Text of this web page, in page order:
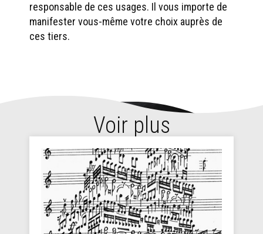
responsable de ces usages. Il vous importe de
manifester vous-même votre choix auprès de
ces tiers.
Voir plus